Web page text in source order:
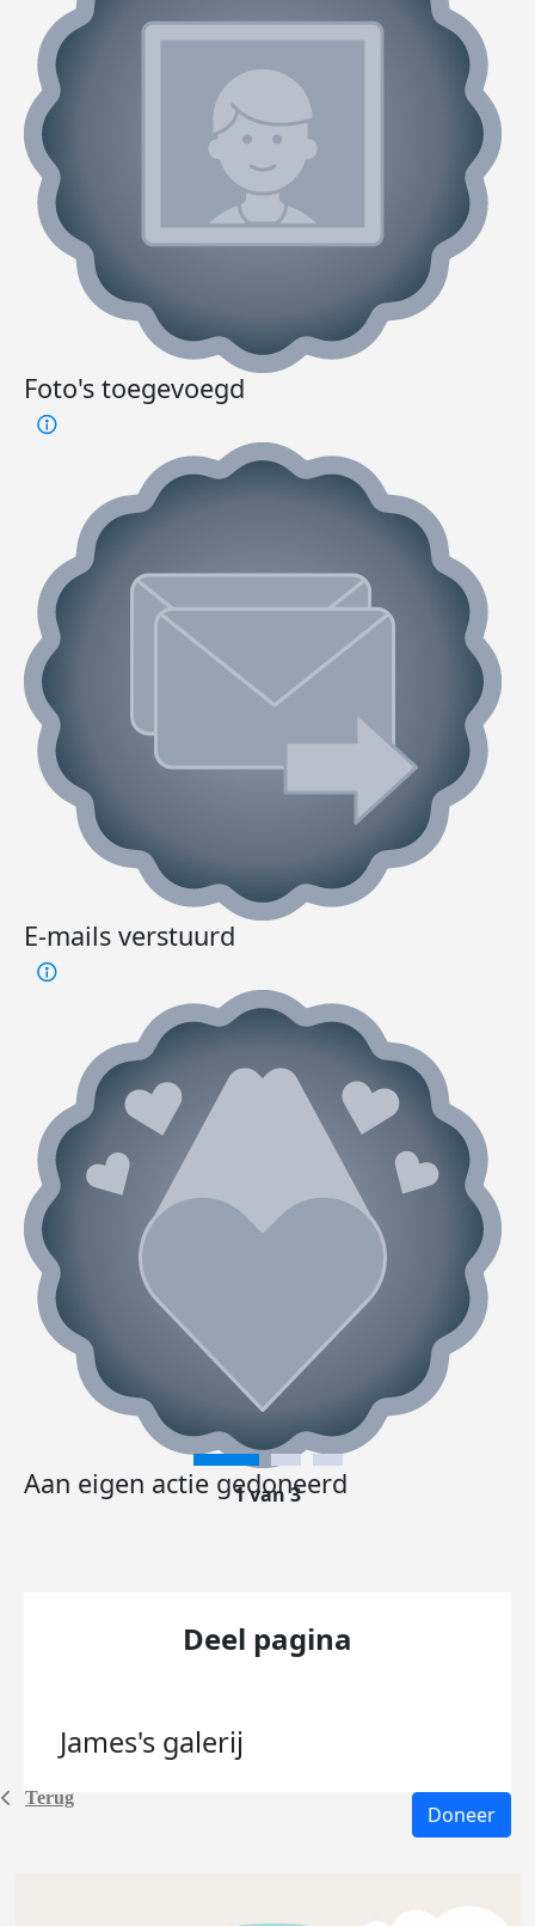
Terug
Foto's toegevoegd
E-mails verstuurd
Aan eigen actie gedoneerd
1 van 3
Deel pagina
James's galerij
Doneer